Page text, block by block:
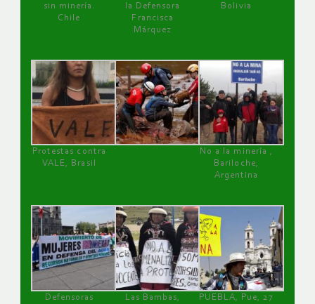
sin minería.
Chile
la Defensora
Francisca
Márquez
Bolivia
Protestas contra
VALE, Brasil
No a la minería ,
Bariloche,
Argentina
Defensoras
Las Bambas,
PUEBLA, Pue, 27